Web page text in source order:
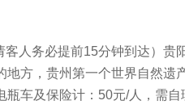
人务必提前15分钟到达）贵
地方，贵州第一个世界自然
车及保险计：50元/人，需